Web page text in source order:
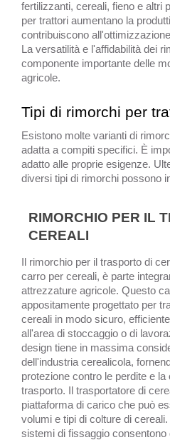
fertilizzanti, cereali, fieno e altri
per trattori aumentano la
contribuiscono
La versatilità e l'affidabilità dei
componente importante delle
agricole.
Tipi di rimorchi per
Esistono molte varianti di
adatta a compiti specifici. È
adatto alle proprie esigenze.
diversi tipi di rimorchi possono
RIMORCHIO PER IL
CEREALI
Il rimorchio per il trasporto di
carro per cereali, è parte
attrezzature agricole. Questo
appositamente progettato per
cereali in modo sicuro,
all'area di stoccaggio o di
design tiene in massima
dell'industria cerealicola,
protezione contro le perdite e la
trasporto. Il trasportatore di
piattaforma di carico che può
volumi e tipi di colture di
sistemi di fissaggio consentono